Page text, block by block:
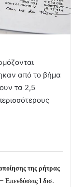
από το βήμα
τα 2,5
της ρήτρας
Επενδύσεις 1 δισ.